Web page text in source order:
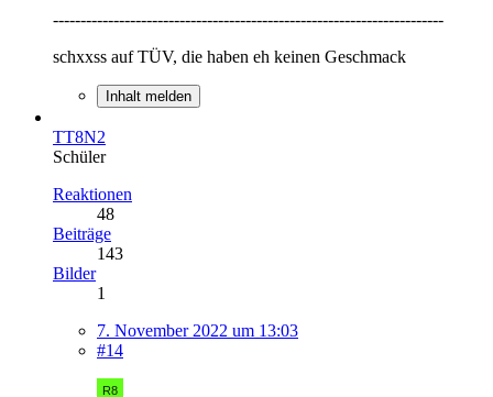
-----------------------------------------------------------------------
schxxss auf TÜV, die haben eh keinen Geschmack
Inhalt melden
TT8N2
Schüler
Reaktionen
48
Beiträge
143
Bilder
1
7. November 2022 um 13:03
#14